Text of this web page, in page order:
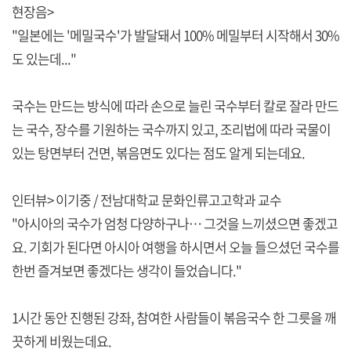
현장음>
"일본에는 '메밀국수'가 발달돼서 100% 메밀부터 시작해서 30%
도 있는데..."
국수는 만드는 방식에 따라 손으로 늘린 국수부터 칼로 잘라 만드
는 국수, 장수를 기원하는 국수까지 있고, 조리법에 따라 국물이
있는 탕면부터 건면, 볶음면도 있다는 점도 알게 되는데요.
인터뷰> 이기중 / 전남대학교 문화인류고고학과 교수
"아시아의 국수가 엄청 다양하구나… 그것을 느끼셨으면 좋겠고
요. 기회가 된다면 아시아 여행을 하시면서 오늘 들으셨던 국수를
한번 즐겨보면 좋겠다는 생각이 들었습니다."
1시간 동안 진행된 강좌, 참여한 사람들이 볶음국수 한 그릇을 깨
끗하게 비웠는데요.